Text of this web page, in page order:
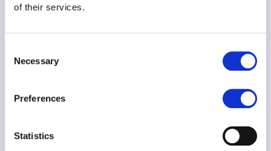
of their services.
Selection
Necessary
Preferences
Statistics
etiketine değil, ücrete nelerin dahil olduğuna bakın:
Canlı
Grup
Maliyet
platformlar
Müfredat ve
eğitmen yok;
başlangıç için iyi,
süreklilik zor